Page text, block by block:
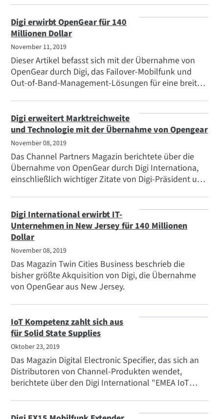
Digi erwirbt OpenGear für 140
Millionen Dollar
November 11, 2019
Dieser Artikel befasst sich mit der Übernahme von
OpenGear durch Digi, das Failover-Mobilfunk und
Out-of-Band-Management-Lösungen für eine breite
Digi International ergänzt.
Digi erweitert Marktreichweite
und Technologie mit der Übernahme von Opengear
November 08, 2019
Das Channel Partners Magazin berichtete über die
Übernahme von OpenGear durch Digi Internationa,
einschließlich wichtiger Zitate von Digi-Präsident und
Synergie der beiden Unternehmen darstellt.
Digi International erwirbt IT-
Unternehmen in New Jersey für 140 Millionen
Dollar
November 08, 2019
Das Magazin Twin Cities Business beschrieb die
bisher größte Akquisition von Digi, die Übernahme
von OpenGear aus New Jersey.
IoT Kompetenz zahlt sich aus
für Solid State Supplies
Oktober 23, 2019
Das Magazin Digital Electronic Specifier, das sich an
Distributoren von Channel-Produkten wendet,
berichtete über den Digi International "EMEA IoT